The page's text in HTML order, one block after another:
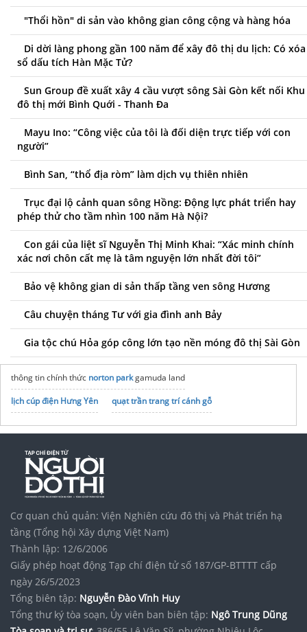
"Thổi hồn" di sản vào không gian công cộng và hàng hóa
Di dời làng phong gần 100 năm để xây đô thị du lịch: Có xóa
sổ dấu tích Hàn Mặc Tử?
Sun Group đề xuất xây 4 cầu vượt sông Sài Gòn kết nối Khu
đô thị mới Bình Quới - Thanh Đa
Mayu Ino: “Công việc của tôi là đối diện trực tiếp với con
người”
Bình San, “thổ địa ròm” làm dịch vụ thiên nhiên
Trục đại lộ cảnh quan sông Hồng: Động lực phát triển hay
phép thử cho tầm nhìn 100 năm Hà Nội?
Con gái của liệt sĩ Nguyễn Thị Minh Khai: “Xác minh chính
xác nơi chôn cất mẹ là tâm nguyện lớn nhất đời tôi”
Bảo vệ không gian di sản thấp tầng ven sông Hương
Câu chuyện tháng Tư với gia đình anh Bảy
Gia tộc chú Hỏa góp công lớn tạo nền móng đô thị Sài Gòn
thông tin chính thức norton parkgamuda land
lịch cúp điện Hưng Yên
quạt trần trang trí cánh gỗ
Cơ quan chủ quản: Viện Nghiên cứu đô thị và Phát triển hạ
tầng (Tổng hội Xây dựng Việt Nam)
Thành lập: 12/6/2006
Giấy phép hoạt động Tạp chí điện tử số 187/GP-BTTTT cấp
ngày 26/5/2023
Tổng biên tập: Nguyễn Đào Vĩnh Huy
Tổng thư ký tòa soạn, Ủy viên ban biên tập: Ngô Trung Dũng